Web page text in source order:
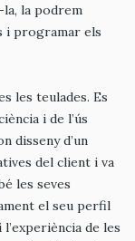
la podrem
i programar els
les teulades. Es
i de l’ús
disseny d’un
del client i va
les seves
el seu perfil
de les